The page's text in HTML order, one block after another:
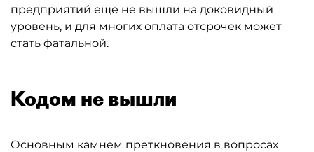
предприятий ещё не вышли на доковидный
уровень, и для многих оплата отсрочек может
стать фатальной.
Кодом не вышли
Основным камнем преткновения в вопросах